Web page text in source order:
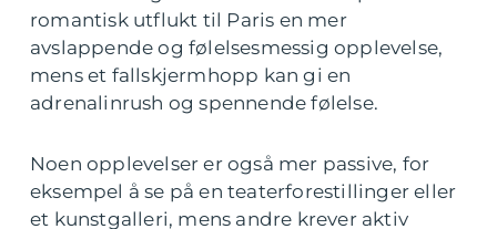
romantisk utflukt til Paris en mer
avslappende og følelsesmessig opplevelse,
mens et fallskjermhopp kan gi en
adrenalinrush og spennende følelse.
Noen opplevelser er også mer passive, for
eksempel å se på en teaterforestillinger eller
et kunstgalleri, mens andre krever aktiv